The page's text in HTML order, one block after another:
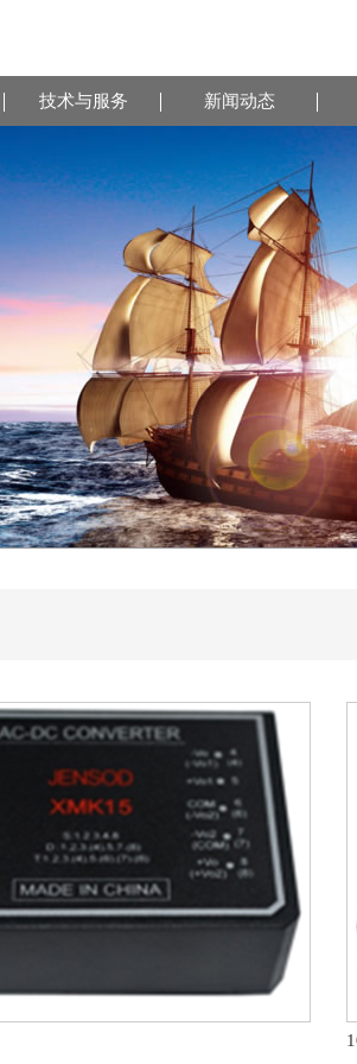
技术与服务 新闻动态